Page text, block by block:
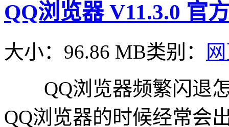
QQ浏览器 V11.3.0 官
大小：96.86 MB类别：
QQ浏览器频繁闪退怎
QQ浏览器的时候经常会